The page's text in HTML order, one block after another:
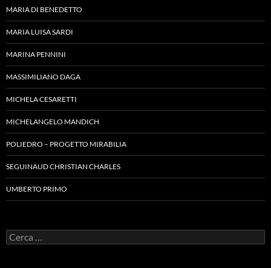
MARIA DI BENEDETTO
MARIA LUISA SARDI
MARINA PENNINI
MASSIMILIANO DAGA
MICHELA CESARETTI
MICHELANGELO MANDICH
POLIEDRO – PROGETTO MIRABILIA
SEGUINAUD CHRISTIAN CHARLES
UMBERTO PRIMO
Ricerca
per: